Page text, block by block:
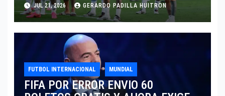
JUL 21, 2026 GERARDO PADILLA HUITRON
FUTBOL INTERNACIONAL MUNDIAL
FIFA POR ERROR ENVIO 60